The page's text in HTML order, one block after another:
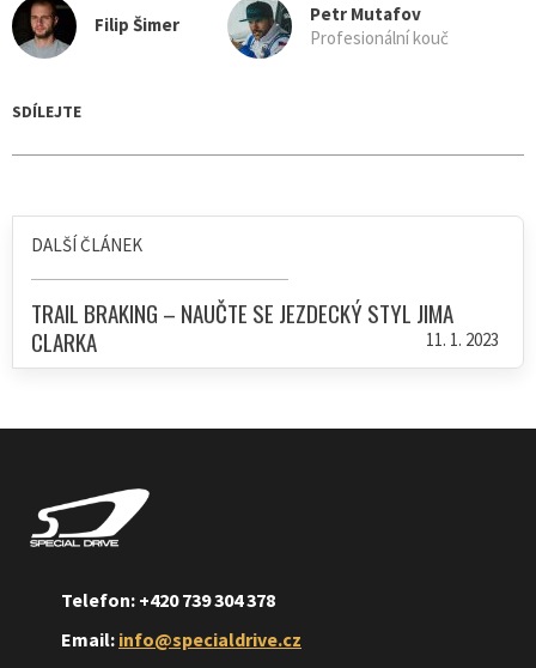
Filip Šimer
Petr Mutafov
Profesionální kouč
SDÍLEJTE
DALŠÍ ČLÁNEK
TRAIL BRAKING – NAUČTE SE JEZDECKÝ STYL JIMA
CLARKA
11. 1. 2023
Telefon: +420 739 304 378
Email: info@specialdrive.cz